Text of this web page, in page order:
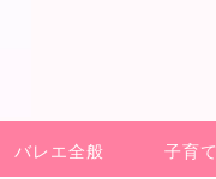
バレエ全般 子育て